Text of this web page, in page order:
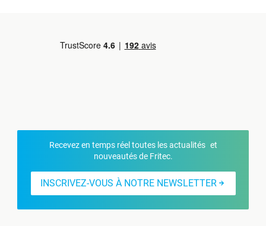
Recevez en temps réel toutes les actualités et
nouveautés de Fritec.
INSCRIVEZ-VOUS À NOTRE NEWSLETTER